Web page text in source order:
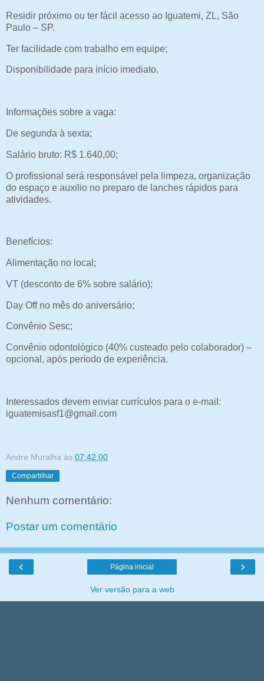
Residir próximo ou ter fácil acesso ao Iguatemi, ZL, São
Paulo – SP.
Ter facilidade com trabalho em equipe;
Disponibilidade para início imediato.
Informações sobre a vaga:
De segunda à sexta;
Salário bruto: R$ 1.640,00;
O profissional será responsável pela limpeza, organização
do espaço e auxilio no preparo de lanches rápidos para
atividades.
Benefícios:
Alimentação no local;
VT (desconto de 6% sobre salário);
Day Off no mês do aniversário;
Convênio Sesc;
Convênio odontológico (40% custeado pelo colaborador) –
opcional, após período de experiência.
Interessados devem enviar currículos para o e-mail:
iguatemisasf1@gmail.com
Andre Muralha às 07:42:00
Compartilhar
Nenhum comentário:
Postar um comentário
‹ ›
Página inicial
Ver versão para a web